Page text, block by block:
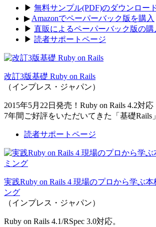
▶ 無料サンプル(PDF)のダウンロー
▶ Amazonでペーパーバック版を購入
▶ 直販によるペーパーバック版の購
▶ 読者サポートページ
改訂3版基礎 Ruby on Rails
（インプレス・ジャパン）
2015年5月22日発売！Ruby on Rails 4.2対応
7年間ご好評をいただいてきた「基礎Rails
読者サポートページ
実践Ruby on Rails 4 現場のプロから学ぶ本
ング
（インプレス・ジャパン）
Ruby on Rails 4.1/RSpec 3.0対応。